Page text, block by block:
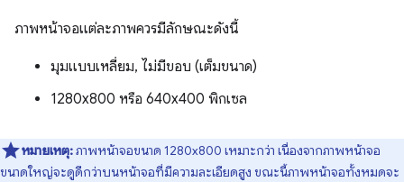
ภาพหน้าจอแต่ละภาพควรมีลักษณะดังนี้
มุมแบบเหลี่ยม, ไม่มีขอบ (เต็มขนาด)
1280x800 หรือ 640x400 พิกเซล
หมายเหตุ:ภาพหน้าจอขนาด 1280x800 เหมาะกว่า เนื่องจากภาพหน้าจอ
ขนาดใหญ่จะดูดีกว่าบนหน้าจอที่มีความละเอียดสูง ขณะนี้ภาพหน้าจอทั้งหมดจะ